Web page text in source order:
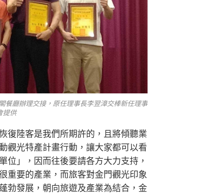
餐廳辦理交接，原任理事長李翌漳交棒新任理事
提供
復陸客是我們所期許的，且將傾聽業
觀光特產計畫行動，讓大家都可以看
位」，因而往後要請各方大力支持，
重要的產業，而旅客對金門觀光印象
勃發展，朝向旅遊及產業為結合，金